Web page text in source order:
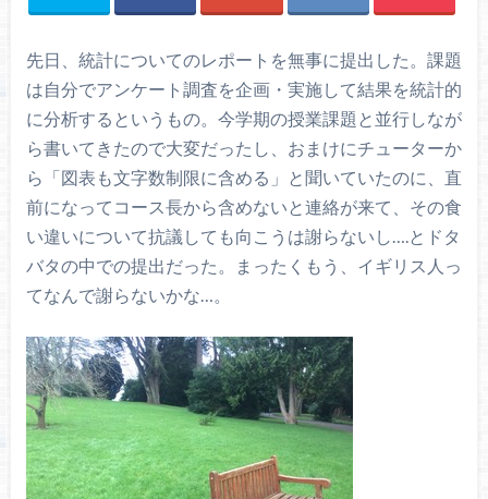
先日、統計についてのレポートを無事に提出した。課題
は自分でアンケート調査を企画・実施して結果を統計的
に分析するというもの。今学期の授業課題と並行しなが
ら書いてきたので大変だったし、おまけにチューターか
ら「図表も文字数制限に含める」と聞いていたのに、直
前になってコース長から含めないと連絡が来て、その食
い違いについて抗議しても向こうは謝らないし….とドタ
バタの中での提出だった。まったくもう、イギリス人っ
てなんで謝らないかな…。